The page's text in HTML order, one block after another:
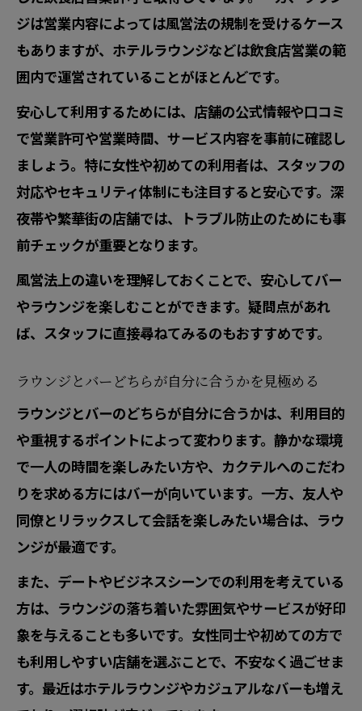
ジは営業内容によっては風営法の規制を受けるケース
もありますが、ホテルラウンジなどは飲食店営業の範
囲内で運営されていることがほとんどです。
安心して利用するためには、店舗の公式情報や口コミ
で営業許可や営業時間、サービス内容を事前に確認し
ましょう。特に女性や初めての利用者は、スタッフの
対応やセキュリティ体制にも注目すると安心です。深
夜帯や繁華街の店舗では、トラブル防止のためにも事
前チェックが重要となります。
風営法上の違いを理解しておくことで、安心してバー
やラウンジを楽しむことができます。疑問点があれ
ば、スタッフに直接尋ねてみるのもおすすめです。
ラウンジとバーどちらが自分に合うかを見極める
ラウンジとバーのどちらが自分に合うかは、利用目的
や重視するポイントによって変わります。静かな環境
で一人の時間を楽しみたい方や、カクテルへのこだわ
りを求める方にはバーが向いています。一方、友人や
同僚とリラックスして会話を楽しみたい場合は、ラウ
ンジが最適です。
また、デートやビジネスシーンでの利用を考えている
方は、ラウンジの落ち着いた雰囲気やサービスが好印
象を与えることも多いです。女性同士や初めての方で
も利用しやすい店舗を選ぶことで、不安なく過ごせま
す。最近はホテルラウンジやカジュアルなバーも増え